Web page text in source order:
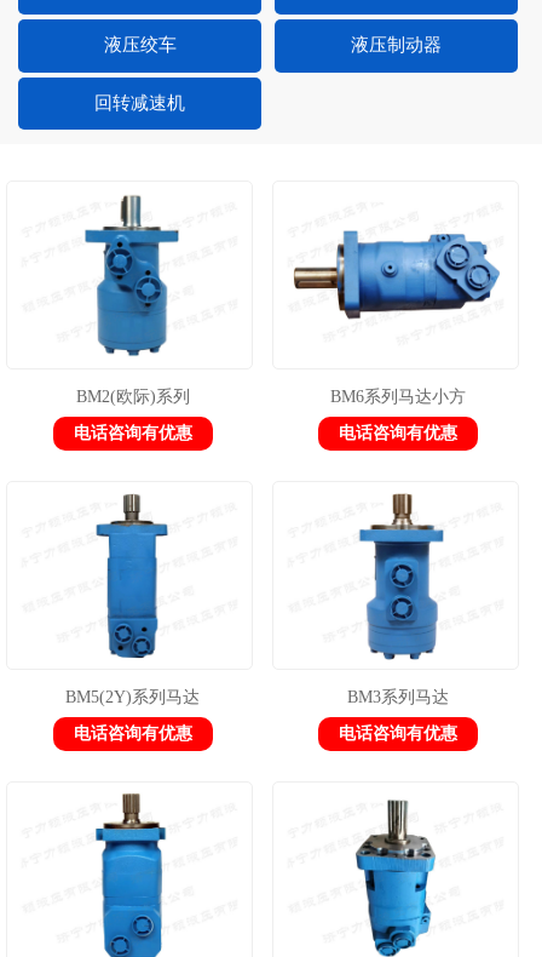
液压绞车 液压制动器
回转减速机
BM2(欧际)系列
电话咨询有优惠
BM6系列马达小方
电话咨询有优惠
BM5(2Y)系列马达
电话咨询有优惠
BM3系列马达
电话咨询有优惠